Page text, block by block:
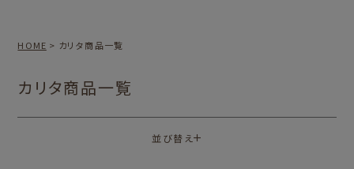
HOME カリタ商品一覧
カリタ商品一覧
並び替え